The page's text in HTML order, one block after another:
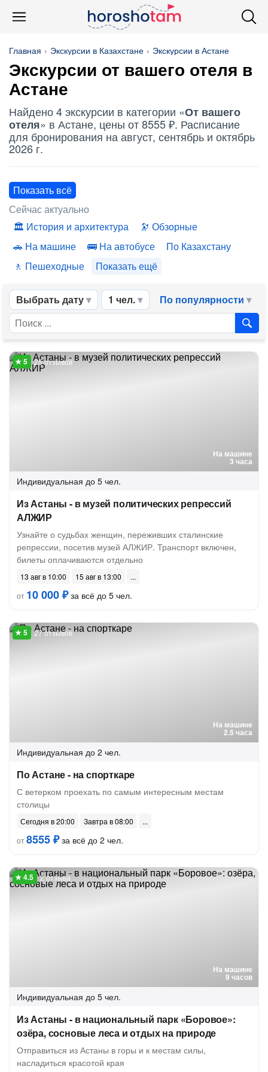
Главная Экскурсии в Казахстане Экскурсии в Астане
Экскурсии от вашего отеля в
Астане
Найдено 4 экскурсии в категории «От вашего
отеля» в Астане, цены от 8555 ₽. Расписание
для бронирования на август, сентябрь и октябрь
2026 г.
Показать всё
Сейчас актуально
История и архитектура
Обзорные
На машине
На автобусе
По Казахстану
Пешеходные
Показать ещё
Выбрать дату 1 чел. По популярности
На машине
3 часа
25 отзывов
Индивидуальная до 5 чел.
Из Астаны - в музей политических репрессий
АЛЖИР
Узнайте о судьбах женщин, переживших сталинские
репрессии, посетив музей АЛЖИР. Транспорт включен,
билеты оплачиваются отдельно
13 авг в 10:00
15 авг в 13:00
от 10 000 ₽за всё до 5 чел.
На машине
2.5 часа
27 отзывов
Индивидуальная до 2 чел.
По Астане - на спорткаре
С ветерком проехать по самым интересным местам
столицы
Сегодня в 20:00
Завтра в 08:00
от8555 ₽за всё до 2 чел.
На машине
9 часов
2 отзыва
Индивидуальная до 5 чел.
Из Астаны - в национальный парк «Боровое»:
озёра, сосновые леса и отдых на природе
Отправиться из Астаны в горы и к местам силы,
насладиться красотой края